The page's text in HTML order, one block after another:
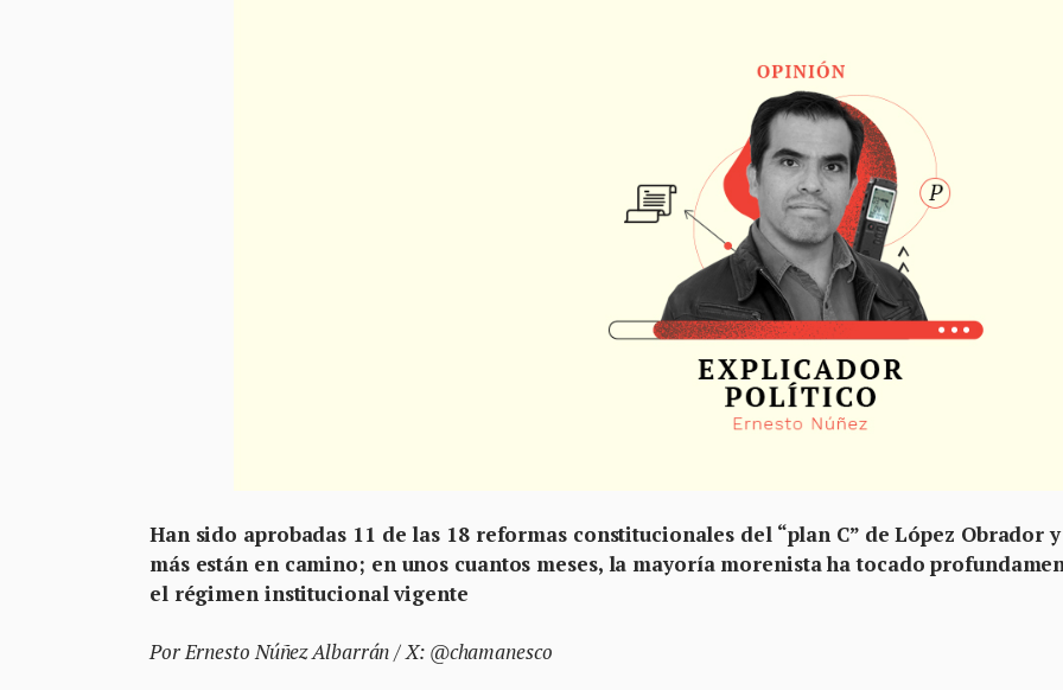
Han sido aprobadas 11 de las 18 reformas constitucionales del “plan C” de López Obrador
más están en camino; en unos cuantos meses, la mayoría morenista ha tocado
el régimen institucional vigente
Por Ernesto Núñez Albarrán / X: @chamanesco